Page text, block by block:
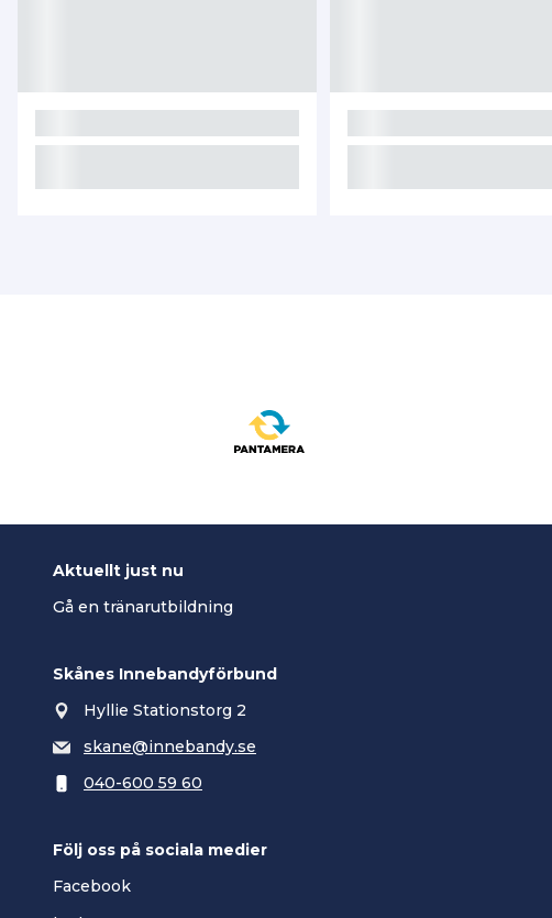
Aktuellt just nu
Gå en tränarutbildning
Skånes Innebandyförbund
Hyllie Stationstorg 2
skane@innebandy.se
040-600 59 60
Följ oss på sociala medier
Facebook